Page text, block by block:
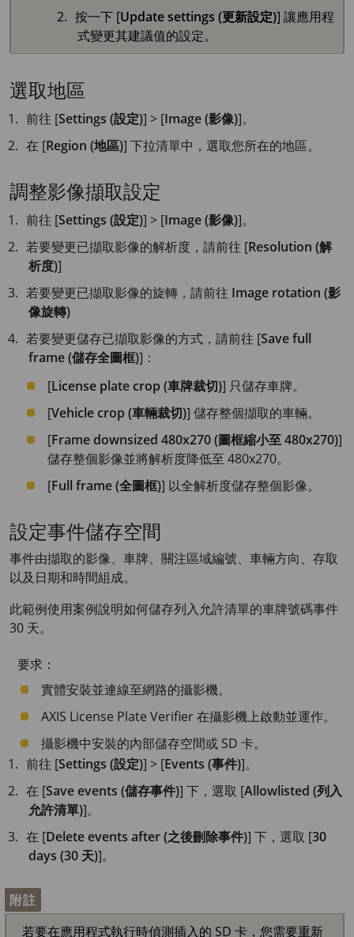
按一下 [Update settings (更新設定)] 讓應用程
式變更其建議值的設定。
選取地區
前往 [Settings (設定)] > [Image (影像)]。
在 [Region (地區)] 下拉清單中，選取您所在的地區。
調整影像擷取設定
前往 [Settings (設定)] > [Image (影像)]。
若要變更已擷取影像的解析度，請前往 [Resolution (解
析度)]
若要變更已擷取影像的旋轉，請前往 Image rotation (影
像旋轉)
若要變更儲存已擷取影像的方式，請前往 [Save full
frame (儲存全圖框)]：
[License plate crop (車牌裁切)] 只儲存車牌。
[Vehicle crop (車輛裁切)] 儲存整個擷取的車輛。
[Frame downsized 480x270 (圖框縮小至 480x270)]
儲存整個影像並將解析度降低至 480x270。
[Full frame (全圖框)] 以全解析度儲存整個影像。
設定事件儲存空間
事件由擷取的影像、車牌、關注區域編號、車輛方向、存取
以及日期和時間組成。
此範例使用案例說明如何儲存列入允許清單的車牌號碼事件
30 天。
要求：
實體安裝並連線至網路的攝影機。
AXIS License Plate Verifier 在攝影機上啟動並運作。
攝影機中安裝的內部儲存空間或 SD 卡。
前往 [Settings (設定)] > [Events (事件)]。
在 [Save events (儲存事件)] 下，選取 [Allowlisted (列入
允許清單)]。
在 [Delete events after (之後刪除事件)] 下，選取 [30
days (30 天)]。
附註
若要在應用程式執行時偵測插入的 SD 卡，您需要重新